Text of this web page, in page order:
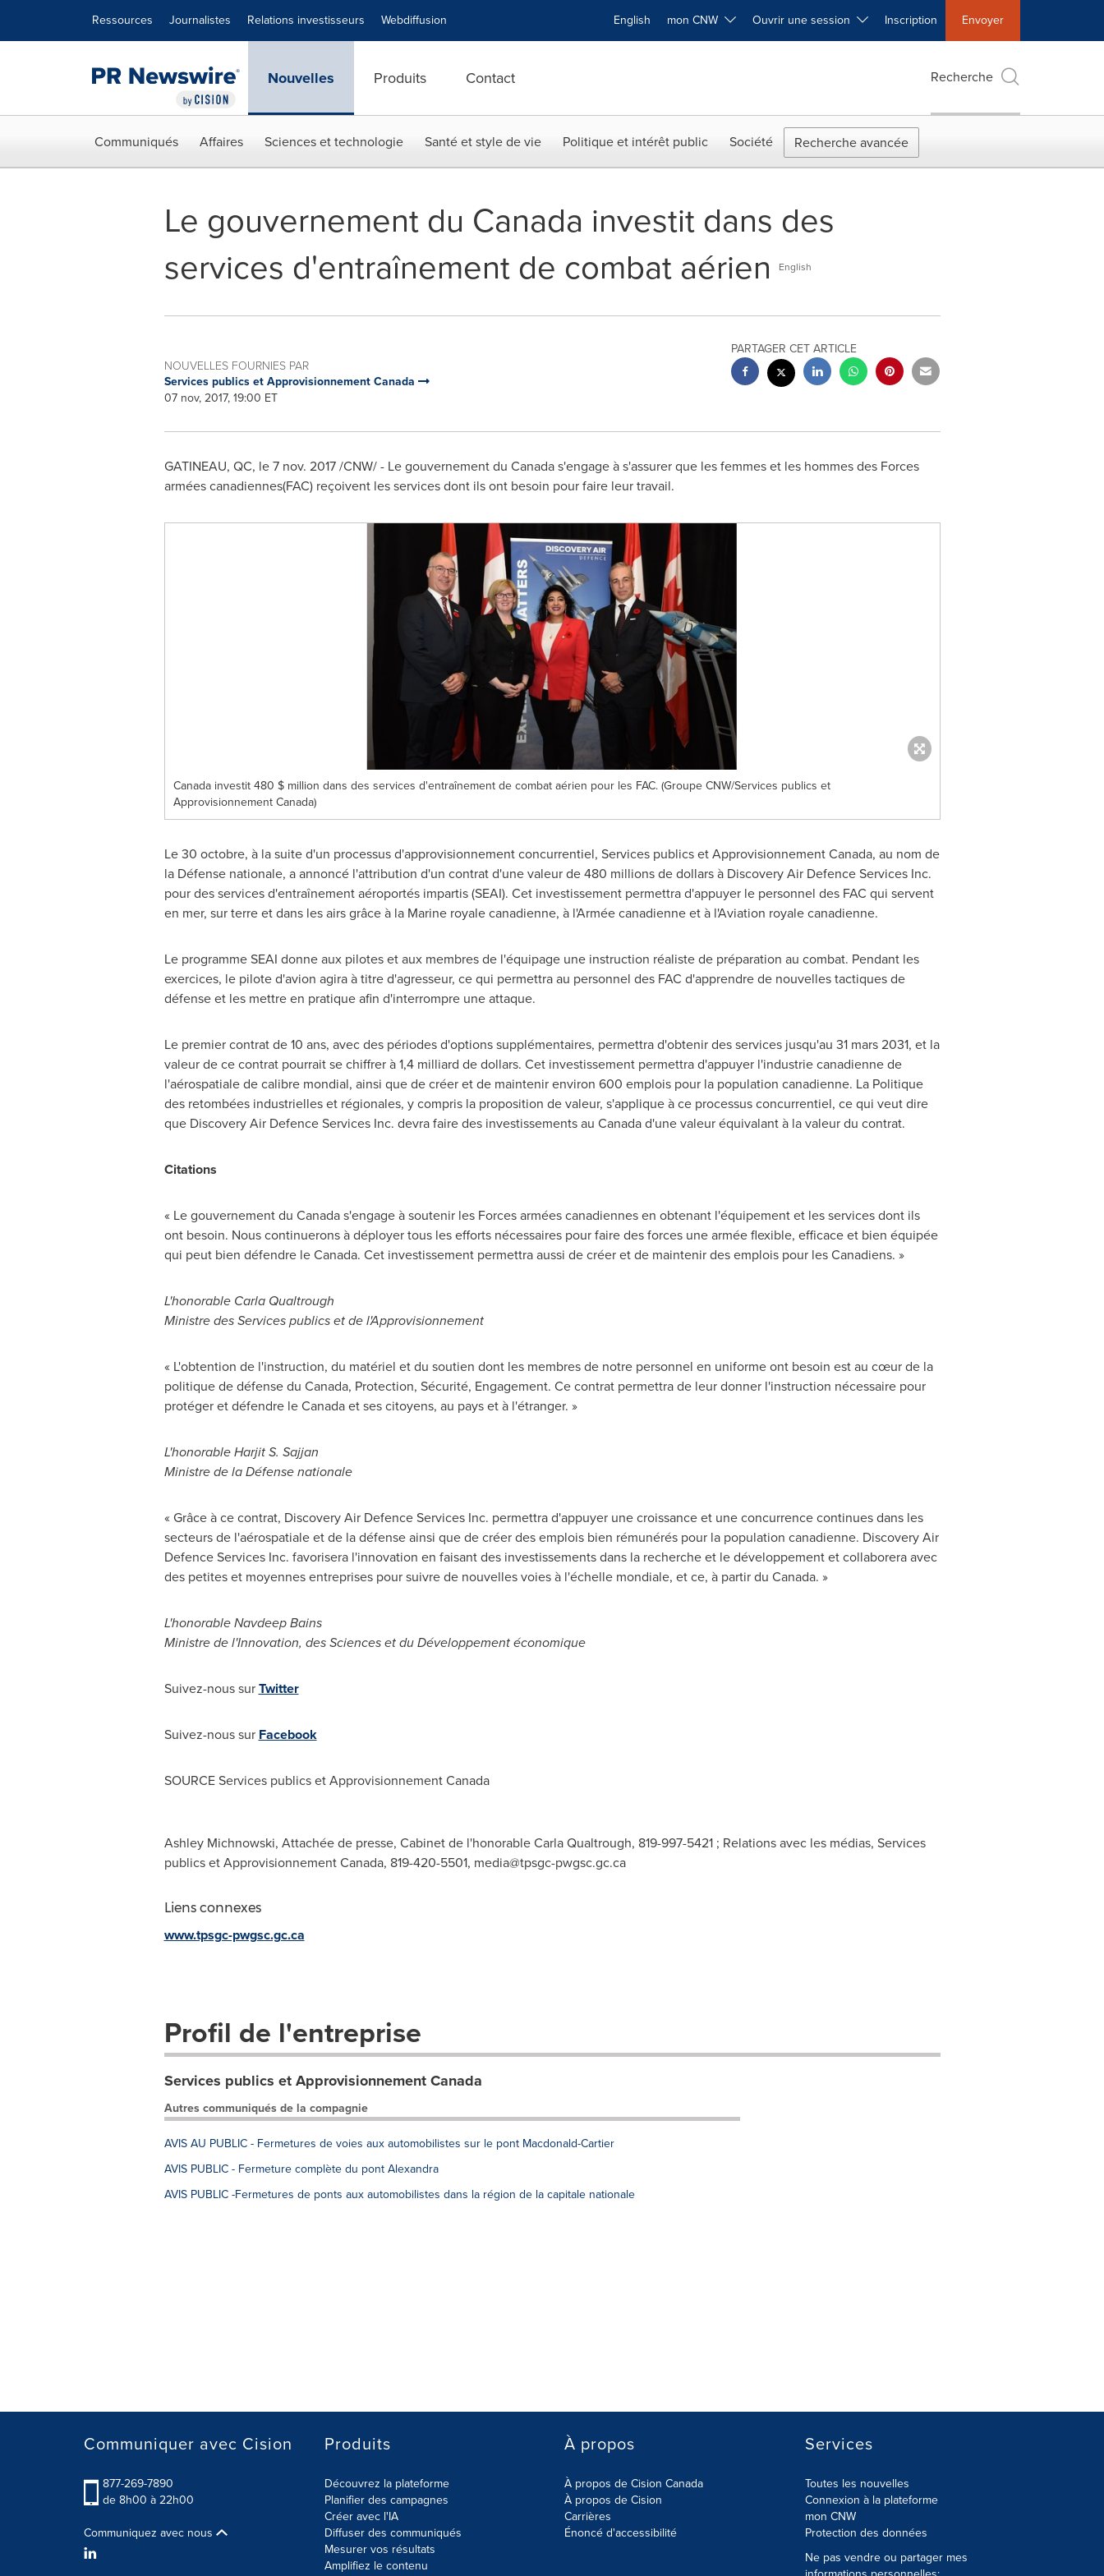
Ressources Journalistes Relations investisseurs Webdiffusion English mon CNW Ouvrir une session Inscription Envoyer
Nouvelles Produits Contact Recherche
Communiqués Affaires Sciences et technologie Santé et style de vie Politique et intérêt public Société Recherche avancée
Le gouvernement du Canada investit dans des
services d'entraînement de combat aérien
English
NOUVELLES FOURNIES PAR
Services publics et Approvisionnement Canada
07 nov, 2017, 19:00 ET
PARTAGER CET ARTICLE
GATINEAU, QC, le7 nov. 2017/CNW/ - Le gouvernement du Canadas'engage à s'assurer que les femmes et les hommes des Forces
armées canadiennes(FAC) reçoivent les services dont ils ont besoin pour faire leur travail.
Canada investit 480 $ million dans des services d'entraînement de combat aérien pour les FAC. (Groupe CNW/Services publics et
Approvisionnement Canada)
Le 30 octobre, à la suite d'un processus d'approvisionnement concurrentiel, Services publics et Approvisionnement Canada, au nom de
la Défense nationale, a annoncé l'attribution d'un contrat d'une valeur de 480 millions de dollars à Discovery Air Defence Services Inc.
pour des services d'entraînement aéroportés impartis (SEAI). Cet investissement permettra d'appuyer le personnel des FAC qui servent
en mer, sur terre et dans les airs grâce à la Marine royale canadienne, à l'Armée canadienne et à l'Aviation royale canadienne.
Le programme SEAI donne aux pilotes et aux membres de l'équipage une instruction réaliste de préparation au combat. Pendant les
exercices, le pilote d'avion agira à titre d'agresseur, ce qui permettra au personnel des FAC d'apprendre de nouvelles tactiques de
défense et les mettre en pratique afin d'interrompre une attaque.
Le premier contrat de 10 ans, avec des périodes d'options supplémentaires, permettra d'obtenir des services jusqu'au 31 mars 2031, et la
valeur de ce contrat pourrait se chiffrer à 1,4 milliard de dollars. Cet investissement permettra d'appuyer l'industrie canadienne de
l'aérospatiale de calibre mondial, ainsi que de créer et de maintenir environ 600 emplois pour la population canadienne. La Politique
des retombées industrielles et régionales, y compris la proposition de valeur, s'applique à ce processus concurrentiel, ce qui veut dire
que Discovery Air Defence Services Inc. devra faire des investissements au Canadad'une valeur équivalant à la valeur du contrat.
Citations
« Le gouvernement du Canadas'engage à soutenir les Forces armées canadiennes en obtenant l'équipement et les services dont ils
ont besoin. Nous continuerons à déployer tous les efforts nécessaires pour faire des forces une armée flexible, efficace et bien équipée
qui peut bien défendre leCanada. Cet investissement permettra aussi de créer et de maintenir des emplois pour les Canadiens. »
L'honorable Carla Qualtrough
Ministre des Services publics et de l'Approvisionnement
« L'obtention de l'instruction, du matériel et du soutien dont les membres de notre personnel en uniforme ont besoin est au cœur de la
politique de défense du Canada, Protection, Sécurité, Engagement. Ce contrat permettra de leur donner l'instruction nécessaire pour
protéger et défendre leCanadaet ses citoyens, au pays et à l'étranger. »
L'honorableHarjit S. Sajjan
Ministre de la Défense nationale
« Grâce à ce contrat, Discovery Air Defence Services Inc. permettra d'appuyer une croissance et une concurrence continues dans les
secteurs de l'aérospatiale et de la défense ainsi que de créer des emplois bien rémunérés pour la population canadienne. Discovery Air
Defence Services Inc. favorisera l'innovation en faisant des investissements dans la recherche et le développement et collaborera avec
des petites et moyennes entreprises pour suivre de nouvelles voies à l'échelle mondiale, et ce, à partir du Canada. »
L'honorableNavdeep Bains
Ministre de l'Innovation, des Sciences et du Développement économique
Suivez-nous surTwitter
Suivez-nous sur Facebook
SOURCE Services publics et Approvisionnement Canada
Ashley Michnowski, Attachée de presse, Cabinet de l'honorable Carla Qualtrough, 819-997-5421 ; Relations avec les médias, Services
publics et Approvisionnement Canada, 819-420-5501, media@tpsgc-pwgsc.gc.ca
Liens connexes
www.tpsgc-pwgsc.gc.ca
Profil de l'entreprise
Services publics et Approvisionnement Canada
Autres communiqués de la compagnie
AVIS AU PUBLIC - Fermetures de voies aux automobilistes sur le pont Macdonald-Cartier
AVIS PUBLIC - Fermeture complète du pont Alexandra
AVIS PUBLIC -Fermetures de ponts aux automobilistes dans la région de la capitale nationale
Communiquer avec Cision
877-269-7890
de 8h00 à 22h00
Communiquez avec nous
Produits
Découvrez la plateforme
Planifier des campagnes
Créer avec l'IA
Diffuser des communiqués
Mesurer vos résultats
Amplifiez le contenu
À propos
À propos de Cision Canada
À propos de Cision
Carrières
Énoncé d'accessibilité
Services
Toutes les nouvelles
Connexion à la plateforme
mon CNW
Protection des données
Ne pas vendre ou partager mes